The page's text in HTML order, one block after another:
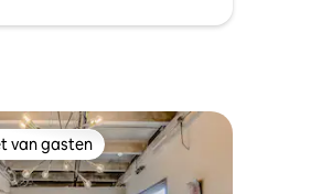
van gasten
van gasten